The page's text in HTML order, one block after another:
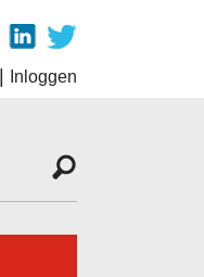
Inloggen